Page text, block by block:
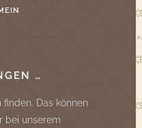
…
Das können
bei unserem